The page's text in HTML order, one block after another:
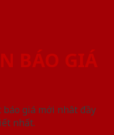
BÁO GIÁ
giá mới nhât đầy
nhất.